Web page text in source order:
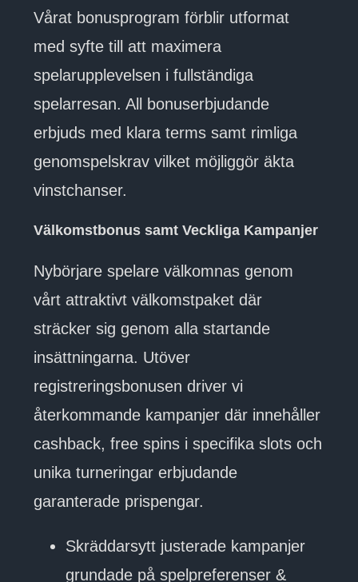
Vårat bonusprogram förblir utformat
med syfte till att maximera
spelarupplevelsen i fullständiga
spelarresan. All bonuserbjudande
erbjuds med klara terms samt rimliga
genomspelskrav vilket möjliggör äkta
vinstchanser.
Välkomstbonus samt Veckliga Kampanjer
Nybörjare spelare välkomnas genom
vårt attraktivt välkomstpaket där
sträcker sig genom alla startande
insättningarna. Utöver
registreringsbonusen driver vi
återkommande kampanjer där innehåller
cashback, free spins i specifika slots och
unika turneringar erbjudande
garanterade prispengar.
Skräddarsytt justerade kampanjer
grundade på spelpreferenser &